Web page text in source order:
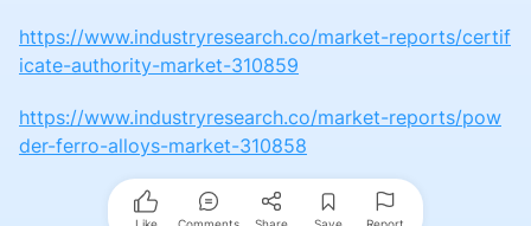
https://www.industryresearch.co/market-reports/certif
icate-authority-market-310859
https://www.industryresearch.co/market-reports/pow
der-ferro-alloys-market-310858